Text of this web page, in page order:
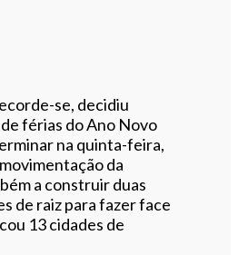
se, decidiu
férias do Ano Novo
na quinta-feira,
da
a construir duas
de raiz para fazer face
13 cidades de